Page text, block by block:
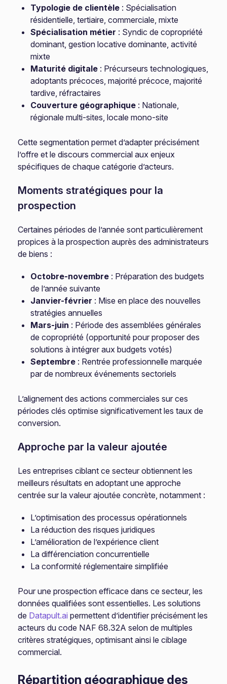
Typologie de clientèle : Spécialisation
résidentielle, tertiaire, commerciale, mixte
Spécialisation métier : Syndic de copropriété
dominant, gestion locative dominante, activité
mixte
Maturité digitale : Précurseurs technologiques,
adoptants précoces, majorité précoce, majorité
tardive, réfractaires
Couverture géographique : Nationale,
régionale multi-sites, locale mono-site
Cette segmentation permet d’adapter précisément
l’offre et le discours commercial aux enjeux
spécifiques de chaque catégorie d’acteurs.
Moments stratégiques pour la
prospection
Certaines périodes de l’année sont particulièrement
propices à la prospection auprès des administrateurs
de biens :
Octobre-novembre : Préparation des budgets
de l’année suivante
Janvier-février : Mise en place des nouvelles
stratégies annuelles
Mars-juin : Période des assemblées générales
de copropriété (opportunité pour proposer des
solutions à intégrer aux budgets votés)
Septembre : Rentrée professionnelle marquée
par de nombreux événements sectoriels
L’alignement des actions commerciales sur ces
périodes clés optimise significativement les taux de
conversion.
Approche par la valeur ajoutée
Les entreprises ciblant ce secteur obtiennent les
meilleurs résultats en adoptant une approche
centrée sur la valeur ajoutée concrète, notamment :
L’optimisation des processus opérationnels
La réduction des risques juridiques
L’amélioration de l’expérience client
La différenciation concurrentielle
La conformité réglementaire simplifiée
Pour une prospection efficace dans ce secteur, les
données qualifiées sont essentielles. Les solutions
de Datapult.ai permettent d’identifier précisément les
acteurs du code NAF 68.32A selon de multiples
critères stratégiques, optimisant ainsi le ciblage
commercial.
Répartition géographique des